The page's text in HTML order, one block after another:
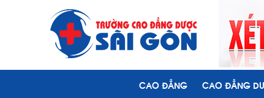
CAO ĐẲNG CAO ĐẲNG